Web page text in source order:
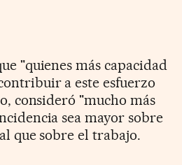
"quienes más capacidad
a este esfuerzo
consideró "mucho más
sea mayor sobre
que sobre el trabajo.